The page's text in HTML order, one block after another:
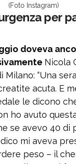
(Foto Instagram)
per
doveva
Nicola
Milano: “Una
acuta. E
le dicono
ho avuto
se avevo 40 di
mi aveva
peso – il